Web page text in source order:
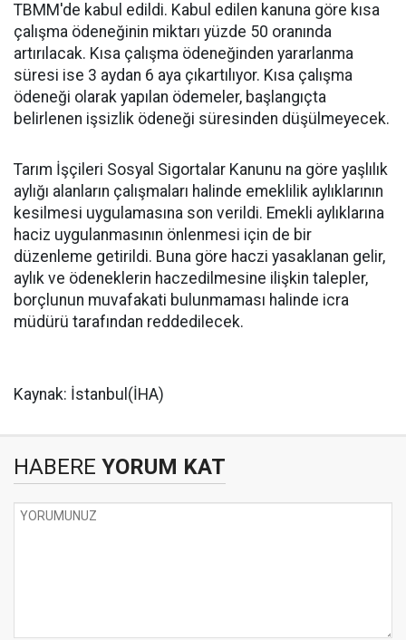
TBMM'de kabul edildi. Kabul edilen kanuna göre kısa
çalışma ödeneğinin miktarı yüzde 50 oranında
artırılacak. Kısa çalışma ödeneğinden yararlanma
süresi ise 3 aydan 6 aya çıkartılıyor. Kısa çalışma
ödeneği olarak yapılan ödemeler, başlangıçta
belirlenen işsizlik ödeneği süresinden düşülmeyecek.
Tarım İşçileri Sosyal Sigortalar Kanunu na göre yaşlılık
aylığı alanların çalışmaları halinde emeklilik aylıklarının
kesilmesi uygulamasına son verildi. Emekli aylıklarına
haciz uygulanmasının önlenmesi için de bir
düzenleme getirildi. Buna göre haczi yasaklanan gelir,
aylık ve ödeneklerin haczedilmesine ilişkin talepler,
borçlunun muvafakati bulunmaması halinde icra
müdürü tarafından reddedilecek.
Kaynak: İstanbul(İHA)
HABERE YORUM KAT